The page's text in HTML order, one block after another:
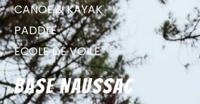
CANOË & KAYAK
PADDLE
ECOLE DE VOILE
Base Naussac